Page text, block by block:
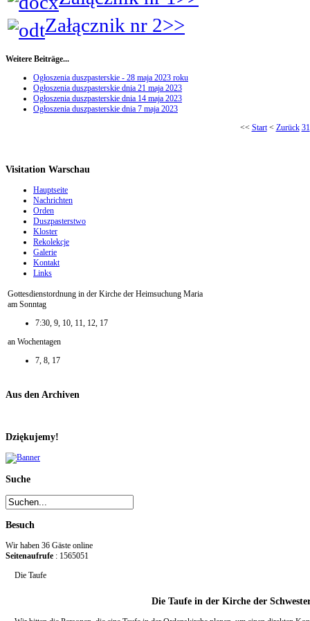
Załącznik nr 2>>
Weitere Beiträge...
Ogłoszenia duszpasterskie - 28 maja 2023 roku
Ogłoszenia duszpasterskie dnia 21 maja 2023
Ogłoszenia duszpasterskie dnia 14 maja 2023
Ogłoszenia duszpasterskie dnia 7 maja 2023
<< Start< Zurück 31
Visitation Warschau
Hauptseite
Nachrichten
Orden
Duszpasterstwo
Kloster
Rekolekcje
Galerie
Kontakt
Links
Gottesdienstordnung in der Kirche der Heimsuchung Maria
am Sonntag
7:30, 9, 10, 11, 12, 17
an Wochentagen
7, 8, 17
Aus den Archiven
Dziękujemy!
Suche
Besuch
Wir haben 36 Gäste online
Seitenaufrufe : 1565051
Die Taufe
Die Taufe in der Kirche der